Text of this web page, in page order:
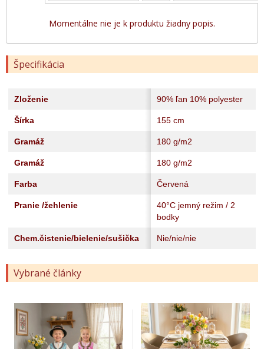
Momentálne nie je k produktu žiadny popis.
Špecifikácia
Zloženie 90% ľan 10% polyester
Šírka 155 cm
Gramáž 180 g/m2
Gramáž 180 g/m2
Farba Červená
Pranie /žehlenie
40°C jemný režim / 2
bodky
Chem.čistenie/bielenie/sušička Nie/nie/nie
Vybrané články